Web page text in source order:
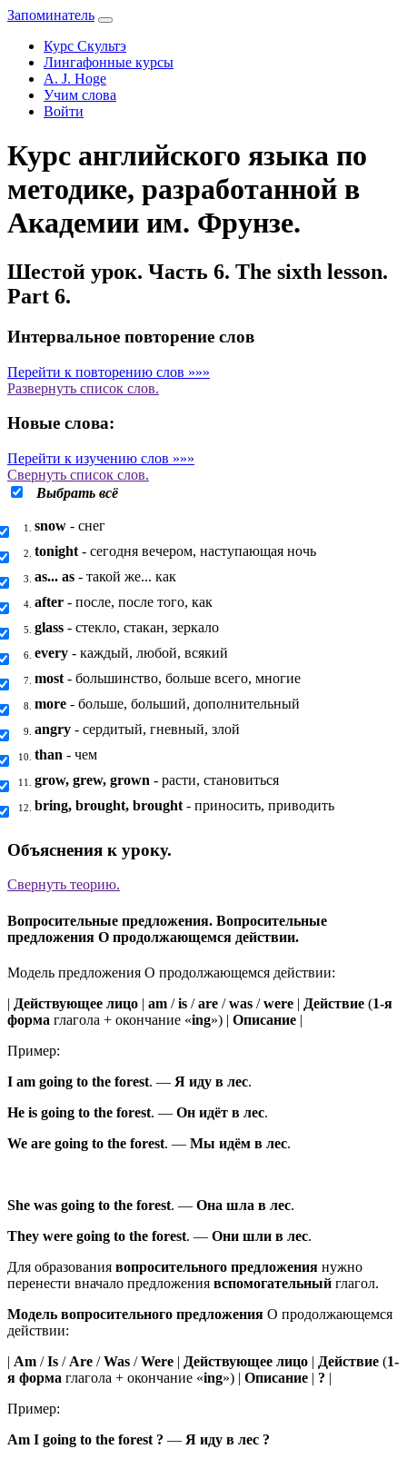
Запоминатель
Курс Скультэ
Лингафонные курсы
A. J. Hoge
Учим слова
Войти
Курс английского языка по
методике, разработанной в
Академии им. Фрунзе.
Шестой урок. Часть 6. The sixth lesson.
Part 6.
Интервальное повторение слов
Перейти к повторению слов »»»
Развернуть список слов.
Новые слова:
Перейти к изучению слов »»»
Свернуть список слов.
Выбрать всё
1. snow - снег
2. tonight - сегодня вечером, наступающая ночь
3. as... as - такой же... как
4. after - после, после того, как
5. glass - стекло, стакан, зеркало
6. every - каждый, любой, всякий
7. most - большинство, больше всего, многие
8. more - больше, больший, дополнительный
9. angry - сердитый, гневный, злой
10. than - чем
11. grow, grew, grown - расти, становиться
12. bring, brought, brought - приносить, приводить
Объяснения к уроку.
Свернуть теорию.
Вопросительные предложения. Вопросительные
предложения О продолжающемся действии.
Модель предложения О продолжающемся действии:
| Действующее лицо | am /is /are /was /were | Действие (1-я
форма глагола + окончание «ing») | Описание |
Пример:
I am going to the forest. — Я иду в лес.
He is going to the forest. — Он идёт в лес.
We are going to the forest. — Мы идём в лес.
She was going to the forest. — Она шла в лес.
They were going to the forest. — Они шли в лес.
Для образования вопросительного предложения нужно
перенести вначало предложения вспомогательный глагол.
Модель вопросительного предложения О продолжающемся
действии:
| Am /Is / Are /Was /Were | Действующее лицо | Действие (1-
я форма глагола + окончание «ing») | Описание | ? |
Пример:
Am I going to the forest ? — Я иду в лес ?